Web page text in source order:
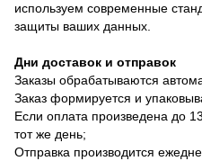
используем современные
защиты ваших данных.
Дни доставок и отправок
Заказы обрабатываются
Заказ формируется и
Если оплата произведена до
тот же день;
Отправка производится